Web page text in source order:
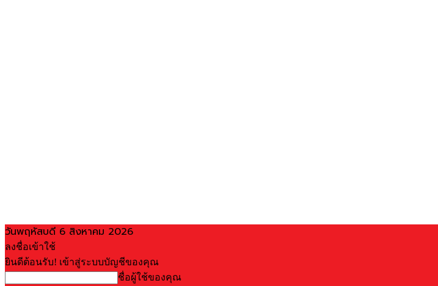
วันพฤหัสบดี 6 สิงหาคม 2026
ลงชื่อเข้าใช้
ยินดีต้อนรับ! เข้าสู่ระบบบัญชีของคุณ
ชื่อผู้ใช้ของคุณ